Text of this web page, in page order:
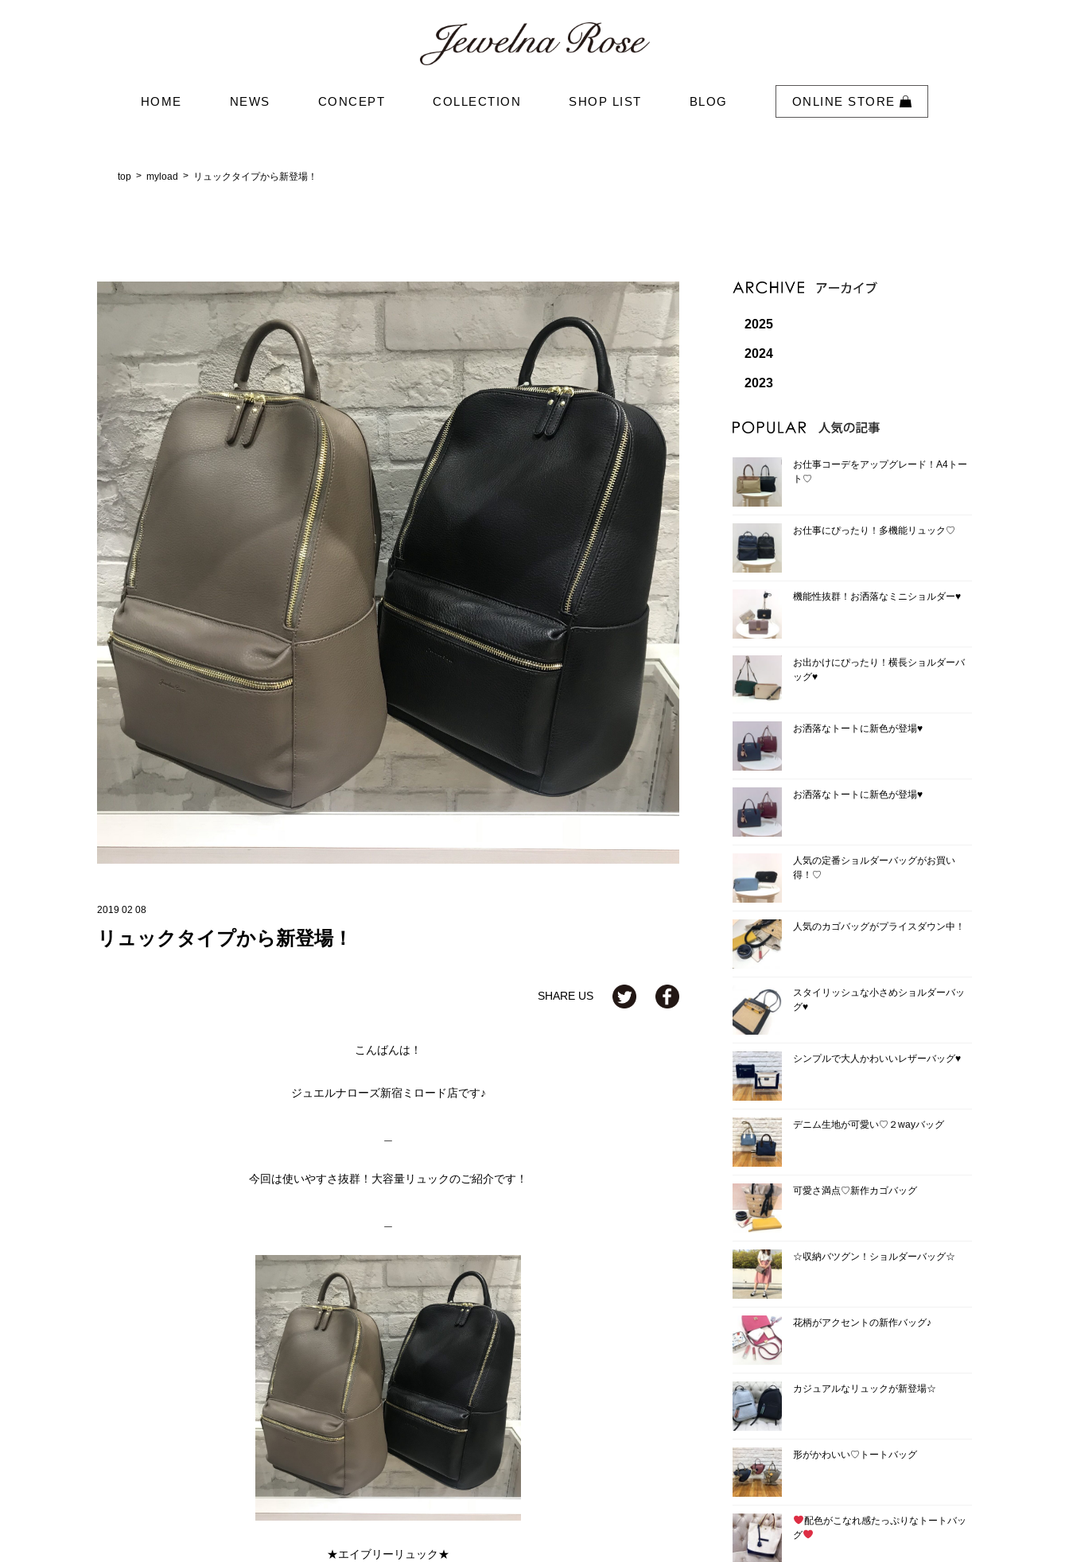
HOME NEWS CONCEPT COLLECTION SHOP LIST BLOG ONLINE STORE
top myload リュックタイプから新登場！
2019 02 08
リュックタイプから新登場！
SHARE US
こんばんは！
ジュエルナローズ新宿ミロード店です♪
今回は使いやすさ抜群！大容量リュックのご紹介です！
★エイブリーリュック★
2025
2024
2023
お仕事コーデをアップグレード！A4トー
ト♡
お仕事にぴったり！多機能リュック♡
機能性抜群！お洒落なミニショルダー♥
お出かけにぴったり！横長ショルダーバ
ッグ♥
お洒落なトートに新色が登場♥
お洒落なトートに新色が登場♥
人気の定番ショルダーバッグがお買い
得！♡
人気のカゴバッグがプライスダウン中！
スタイリッシュな小さめショルダーバッ
グ♥
シンプルで大人かわいいレザーバッグ♥
デニム生地が可愛い♡２wayバッグ
可愛さ満点♡新作カゴバッグ
☆収納バツグン！ショルダーバッグ☆
花柄がアクセントの新作バッグ♪
カジュアルなリュックが新登場☆
形がかわいい♡トートバッグ
配色がこなれ感たっぷりなトートバッ
グ